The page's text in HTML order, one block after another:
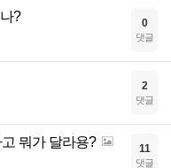
? 0
댓글
2
댓글
뭐가 달라용? 11
댓글